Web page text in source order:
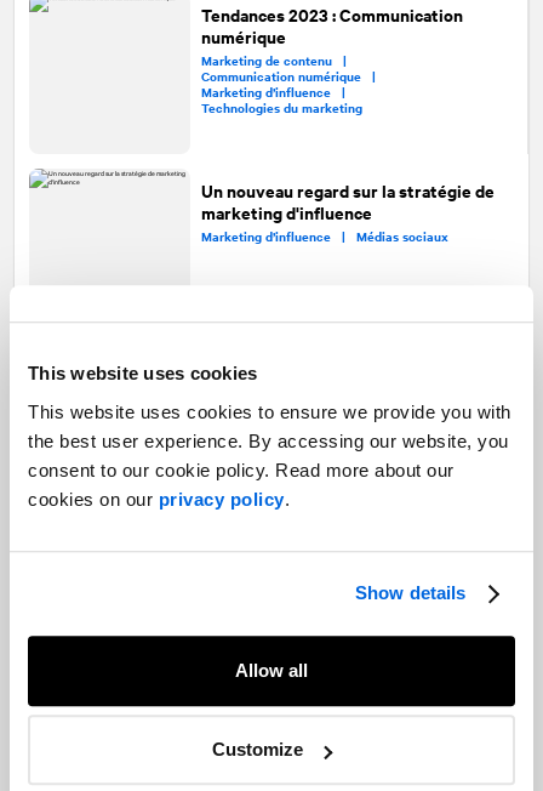
This website uses cookies
This website uses cookies to ensure we provide you with
the best user experience. By accessing our website, you
consent to our cookie policy. Read more about our
cookies on our privacy policy.
Show details
Allow all
Customize
Tendances 2023 : Communication
numérique
Marketing de contenu |
Communication numérique |
Marketing d’influence |
Technologies du marketing
Un nouveau regard sur la stratégie de
marketing d'influence
Marketing d’influence |Médias sociaux
Marketing d'influence : 10 tendances à
surveiller en 2022
Marketing d’influence |Événements passés
Biens et services de consommation |
Relations avec les médias |Marketing |
Votre marque devrait-elle être
présente sur TikTok?
Communication numérique |
Marketing de contenu |Marketing d’influence